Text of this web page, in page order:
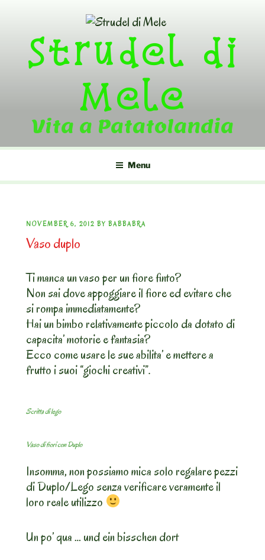
contentStrudel di
Mele
Vita a Patatolandia
Menu
POSTED
ON
NOVEMBER 6, 2012 BY BABBABRA
Vaso duplo
Ti manca un vaso per un fiore finto?
Non sai dove appoggiare il fiore ed evitare che
si rompa immediatamente?
Hai un bimbo relativamente piccolo da dotato di
capacita’ motorie e fantasia?
Ecco come usare le sue abilita’ e mettere a
frutto i suoi “giochi creativi”.
Scritta di lego
Vaso di fiori con Duplo
Insomma, non possiamo mica solo regalare pezzi
di Duplo/Lego senza verificare veramente il
loro reale utilizzo
Un po’ qua … und ein bisschen dort